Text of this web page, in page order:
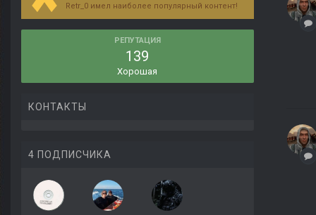
Retr_0 имел наиболее популярный контент!
РЕПУТАЦИЯ
139
Хорошая
КОНТАКТЫ
4 ПОДПИСЧИКА